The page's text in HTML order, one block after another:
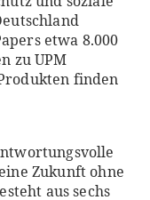
etwa 8.000
zu UPM
finden
Zukunft ohne
aus sechs